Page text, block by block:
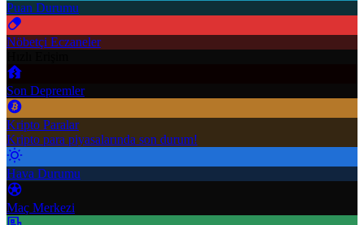
Puan Durumu
Nöbetçi Eczaneler
Son Depremler
Kripto Paralar
Kripto para piyasalarında son durum!
Hava Durumu
Maç Merkezi